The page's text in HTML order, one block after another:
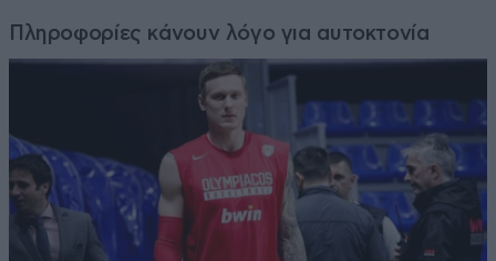
Πληροφορίες κάνουν λόγο για αυτοκτονία